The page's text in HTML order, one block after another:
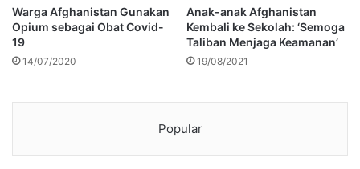
Warga Afghanistan Gunakan
Opium sebagai Obat Covid-
19
14/07/2020
Anak-anak Afghanistan
Kembali ke Sekolah: ‘Semoga
Taliban Menjaga Keamanan’
19/08/2021
Popular